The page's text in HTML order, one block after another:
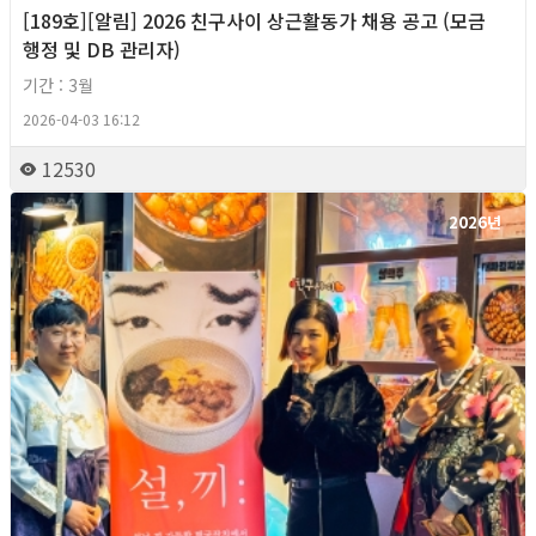
[189호][알림] 2026 친구사이 상근활동가 채용 공고 (모금
행정 및 DB 관리자)
기간 : 3월
2026-04-03 16:12
12530
2026년